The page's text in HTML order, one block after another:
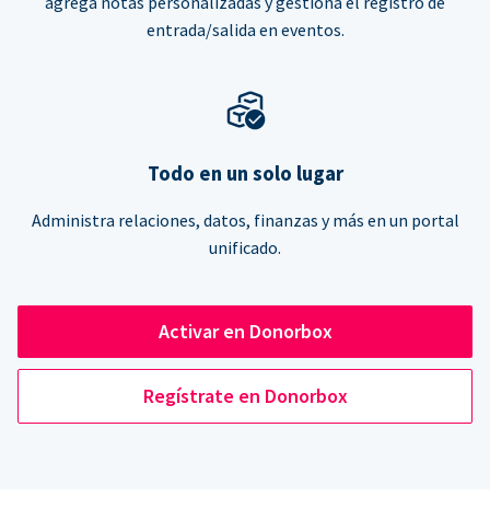
entrada/salida en eventos.
Todo en un solo lugar
Administra relaciones, datos, finanzas y más en un portal
unificado.
Activar en Donorbox
Regístrate en Donorbox